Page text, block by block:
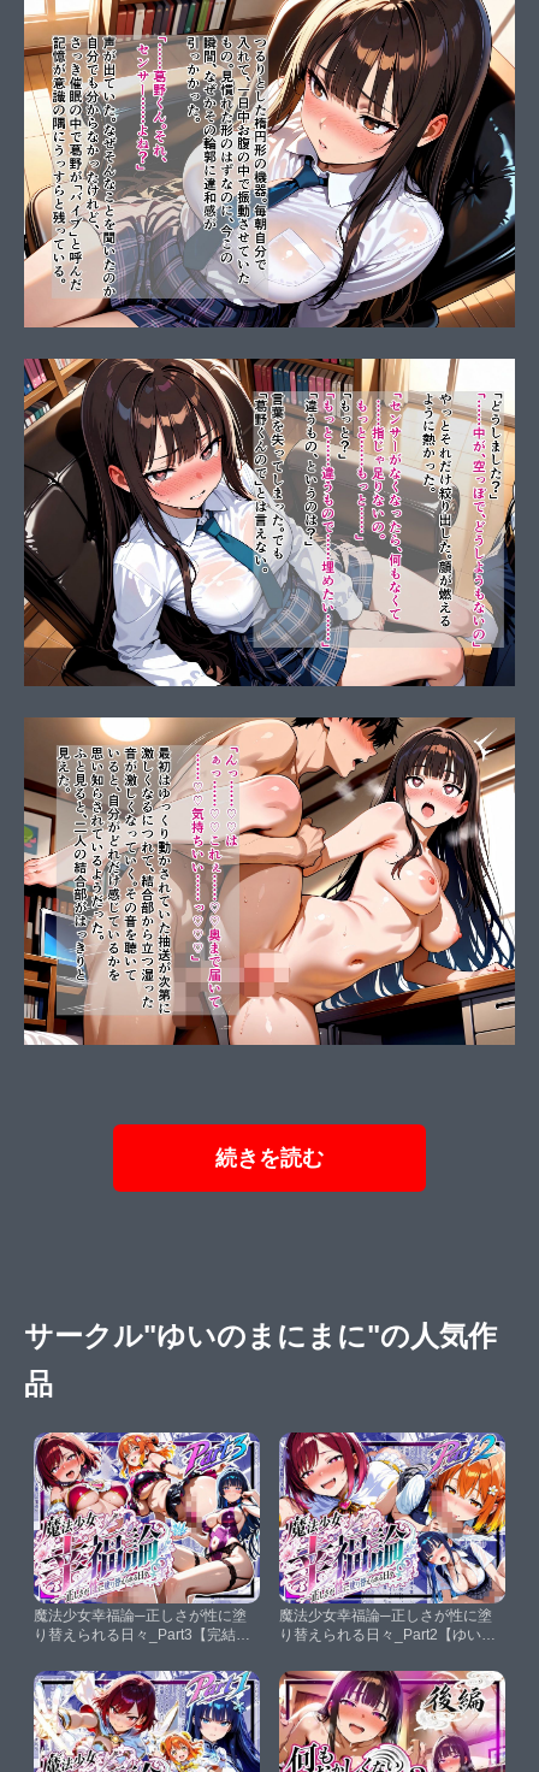
続きを読む
サークル"ゆいのまにまに"の人気作
品
魔法少女幸福論─正しさが性に塗
り替えられる日々_Part3【完結】
魔法少女幸福論─正しさが性に塗
り替えられる日々_Part2【ゆいの